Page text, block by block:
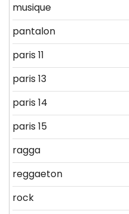
musique
pantalon
paris 11
paris 13
paris 14
paris 15
ragga
reggaeton
rock